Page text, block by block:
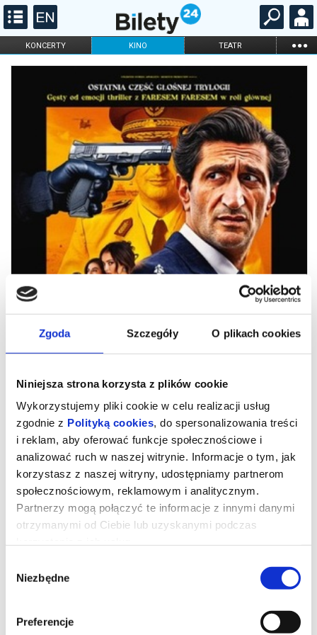
Zgoda Szczegóły O plikach cookies
Niniejsza strona korzysta z plików cookie
Wykorzystujemy pliki cookie w celu realizacji usług
zgodnie z Polityką cookies, do spersonalizowania treści
i reklam, aby oferować funkcje społecznościowe i
analizować ruch w naszej witrynie. Informacje o tym, jak
korzystasz z naszej witryny, udostępniamy partnerom
społecznościowym, reklamowym i analitycznym.
Partnerzy mogą połączyć te informacje z innymi danymi
otrzymanymi od Ciebie lub uzyskanymi podczas
zgody
Niezbędne
Preferencje
KONCERTY KINO TEATR ...
FILHARMONIA OPERA I BALET
ONLINE KARNETY
Orły republiki (Mała Sala)
George Fahmy (w tej roli Fares Fares) to największa gwiazda
egipskiego kina - nazywany "faraonem ekranu". Zwraca na niego
uwagę sam prezydent Egiptu Abd al-Fattah as Sisi, który życzy
gloryfikującym prezydenta. Okazuje się, że jest to propozycja nie
do odrzucenia - władza szantażem wymusza na aktorze jej
przyjęcie. Początkowo, jak przystało na gwiazdę, bohater liczy na